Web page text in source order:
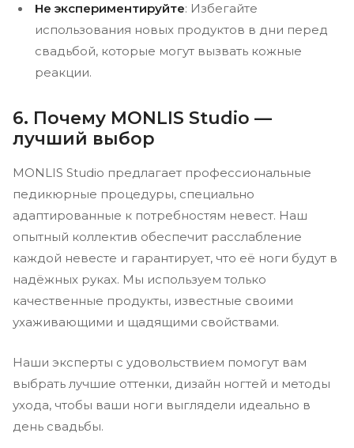
Не экспериментируйте: Избегайте
использования новых продуктов в дни перед
свадьбой, которые могут вызвать кожные
реакции.
6. Почему MONLIS Studio —
лучший выбор
MONLIS Studio предлагает профессиональные
педикюрные процедуры, специально
адаптированные к потребностям невест. Наш
опытный коллектив обеспечит расслабление
каждой невесте и гарантирует, что её ноги будут в
надёжных руках. Мы используем только
качественные продукты, известные своими
ухаживающими и щадящими свойствами.
Наши эксперты с удовольствием помогут вам
выбрать лучшие оттенки, дизайн ногтей и методы
ухода, чтобы ваши ноги выглядели идеально в
день свадьбы.